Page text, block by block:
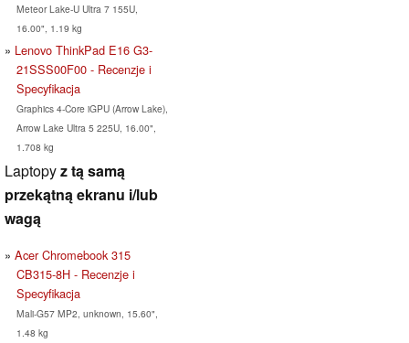
Meteor Lake-U Ultra 7 155U,
16.00", 1.19 kg
Lenovo ThinkPad E16 G3-
21SSS00F00 - Recenzje i
Specyfikacja
Graphics 4-Core iGPU (Arrow Lake),
Arrow Lake Ultra 5 225U, 16.00",
1.708 kg
Laptopyz tą samą
przekątną ekranu i/lub
wagą
Acer Chromebook 315
CB315-8H - Recenzje i
Specyfikacja
Mali-G57 MP2, unknown, 15.60",
1.48 kg